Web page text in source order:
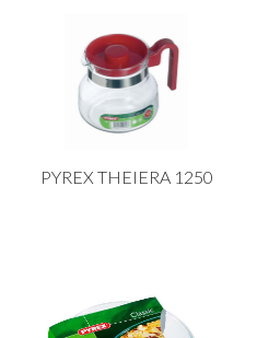
PYREX THEIERA 1250